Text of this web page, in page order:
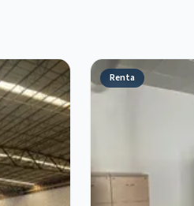
Renta